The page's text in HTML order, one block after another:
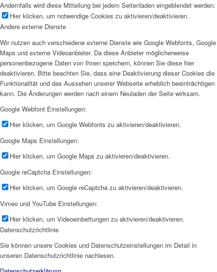
Andernfalls wird diese Mitteilung bei jedem Seitenladen eingeblendet werden.
Hier klicken, um notwendige Cookies zu aktivieren/deaktivieren.
Andere externe Dienste
Wir nutzen auch verschiedene externe Dienste wie Google Webfonts, Google
Maps und externe Videoanbieter. Da diese Anbieter möglicherweise
personenbezogene Daten von Ihnen speichern, können Sie diese hier
deaktivieren. Bitte beachten Sie, dass eine Deaktivierung dieser Cookies die
Funktionalität und das Aussehen unserer Webseite erheblich beeinträchtigen
kann. Die Änderungen werden nach einem Neuladen der Seite wirksam.
Google Webfont Einstellungen:
Hier klicken, um Google Webfonts zu aktivieren/deaktivieren.
Google Maps Einstellungen:
Hier klicken, um Google Maps zu aktivieren/deaktivieren.
Google reCaptcha Einstellungen:
Hier klicken, um Google reCaptcha zu aktivieren/deaktivieren.
Vimeo und YouTube Einstellungen:
Hier klicken, um Videoeinbettungen zu aktivieren/deaktivieren.
Datenschutzrichtlinie
Sie können unsere Cookies und Datenschutzeinstellungen im Detail in
unseren Datenschutzrichtlinie nachlesen.